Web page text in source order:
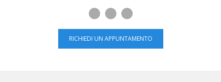
RICHIEDI UN APPUNTAMENTO